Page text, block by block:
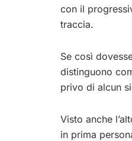
con il
traccia.
Se così
distinguono
privo di alcun
Visto anche
in prima